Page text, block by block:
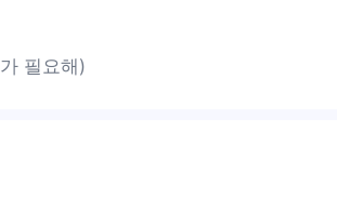
필요해)